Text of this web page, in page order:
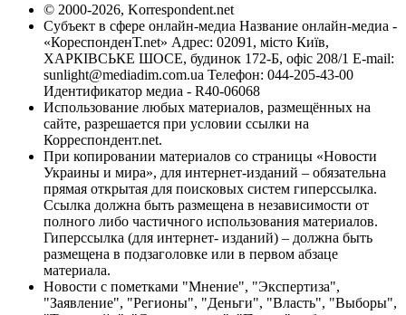
© 2000-2026, Korrespondent.net
Субъект в сфере онлайн-медиа Название онлайн-медиа -
«КореспонденТ.net» Адрес: 02091, місто Київ,
ХАРКІВСЬКЕ ШОСЕ, будинок 172-Б, офіс 208/1 E-mail:
sunlight@mediadim.com.ua Телефон: 044-205-43-00
Идентификатор медиа - R40-06068
Использование любых материалов, размещённых на
сайте, разрешается при условии ссылки на
Корреспондент.net.
При копировании материалов со страницы «Новости
Украины и мира», для интернет-изданий – обязательна
прямая открытая для поисковых систем гиперссылка.
Ссылка должна быть размещена в независимости от
полного либо частичного использования материалов.
Гиперссылка (для интернет- изданий) – должна быть
размещена в подзаголовке или в первом абзаце
материала.
Новости с пометками "Мнение", "Экспертиза",
"Заявление", "Регионы", "Деньги", "Власть", "Выборы",